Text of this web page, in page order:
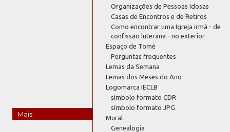
Mais
Organizações de Pessoas Idosas
Casas de Encontros e de Retiros
Como encontrar uma Igreja irmã - de
confissão luterana - no exterior
Espaço de Tomé
Perguntas frequentes
Lemas da Semana
Lemas dos Meses do Ano
Logomarca IECLB
símbolo formato CDR
símbolo formato JPG
Mural
Genealogia